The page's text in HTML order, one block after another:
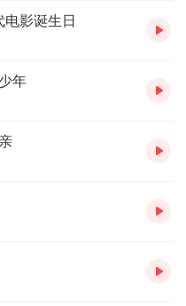
故事内容，还为听众呈现了
佛置身于那个时代，增强了
影诞生日
年